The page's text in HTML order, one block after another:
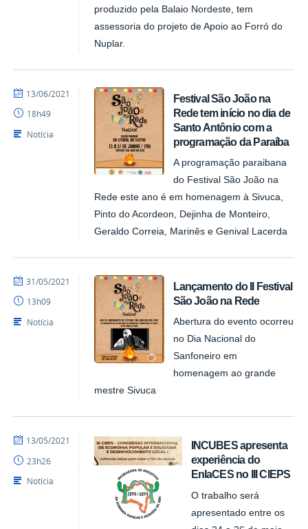
produzido pela Balaio Nordeste, tem
assessoria do projeto de Apoio ao Forró do
Nuplar.
Festival São João na
Rede tem início no dia de
Santo Antônio com a
programação da Paraíba
A programação paraibana
do Festival São João na
Rede este ano é em homenagem à Sivuca,
Pinto do Acordeon, Dejinha de Monteiro,
Geraldo Correia, Marinês e Genival Lacerda
por
publicado
13/06/2021
18h49
Notícia
Lançamento do II Festival
São João na Rede
Abertura do evento ocorreu
no Dia Nacional do
Sanfoneiro em
homenagem ao grande
mestre Sivuca
por
publicado
31/05/2021
13h09
Notícia
INCUBES apresenta
experiência do
EnlaCES no III CIEPS
O trabalho será
apresentado entre os
por
publicado
13/05/2021
23h26
Notícia